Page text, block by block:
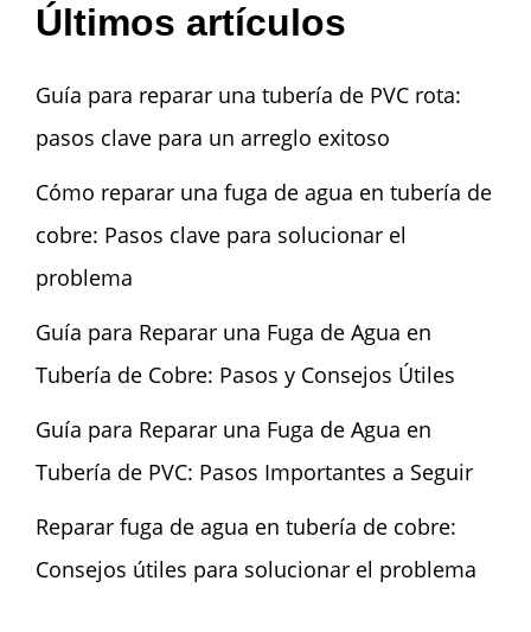
Últimos artículos
Guía para reparar una tubería de PVC rota:
pasos clave para un arreglo exitoso
Cómo reparar una fuga de agua en tubería de
cobre: Pasos clave para solucionar el
problema
Guía para Reparar una Fuga de Agua en
Tubería de Cobre: Pasos y Consejos Útiles
Guía para Reparar una Fuga de Agua en
Tubería de PVC: Pasos Importantes a Seguir
Reparar fuga de agua en tubería de cobre:
Consejos útiles para solucionar el problema